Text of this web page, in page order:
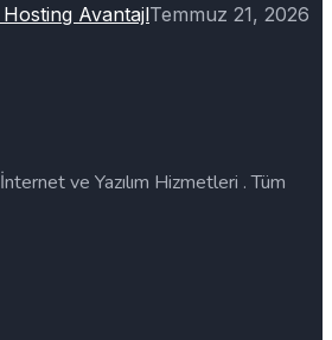
AvantajlTemmuz 21, 2026
ve Yazılım Hizmetleri . Tüm